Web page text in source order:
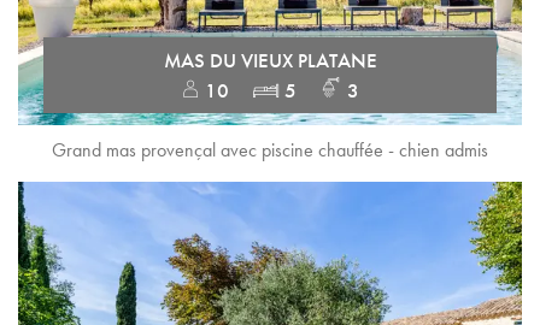
MAS DU VIEUX PLATANE
10
5 3
Grand mas provençal avec piscine chauffée - chien admis